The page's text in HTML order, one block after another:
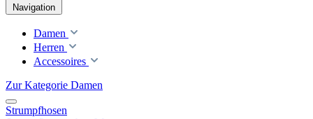
Navigation
Damen
Herren
Accessoires
Zur Kategorie Damen
Strumpfhosen